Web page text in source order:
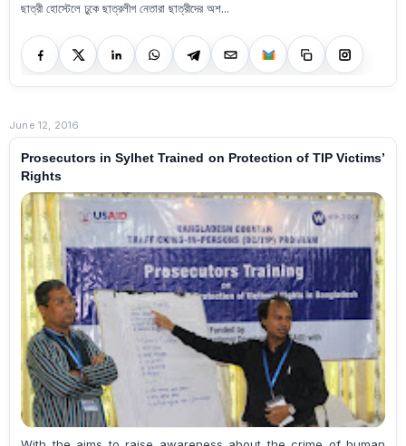
ছাত্রী হোস্টেলে ঢুকে ছাত্রলীগ নেতারা ছাত্রীদের অশ...
June 12, 2016
Prosecutors in Sylhet Trained on Protection of TIP Victims’
Rights